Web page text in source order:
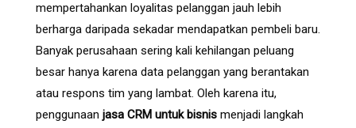
mempertahankan loyalitas pelanggan jauh lebih
berharga daripada sekadar mendapatkan pembeli baru.
Banyak perusahaan sering kali kehilangan peluang
besar hanya karena data pelanggan yang berantakan
atau respons tim yang lambat. Oleh karena itu,
penggunaan jasa CRM untuk bisnis menjadi langkah